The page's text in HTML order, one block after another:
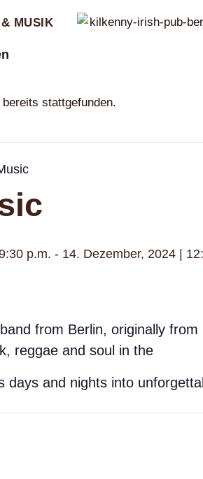
MUSIK
stattgefunden.
p.m. - 14. Dezember, 2024 |
from Berlin, originally
reggae and soul in the
days and nights into